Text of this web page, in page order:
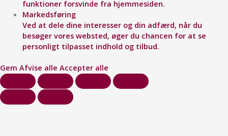
funktioner forsvinde fra hjemmesiden.
Markedsføring
Ved at dele dine interesser og din adfærd, når du
besøger vores websted, øger du chancen for at se
personligt tilpasset indhold og tilbud.
Gem Afvise alle Accepter alle